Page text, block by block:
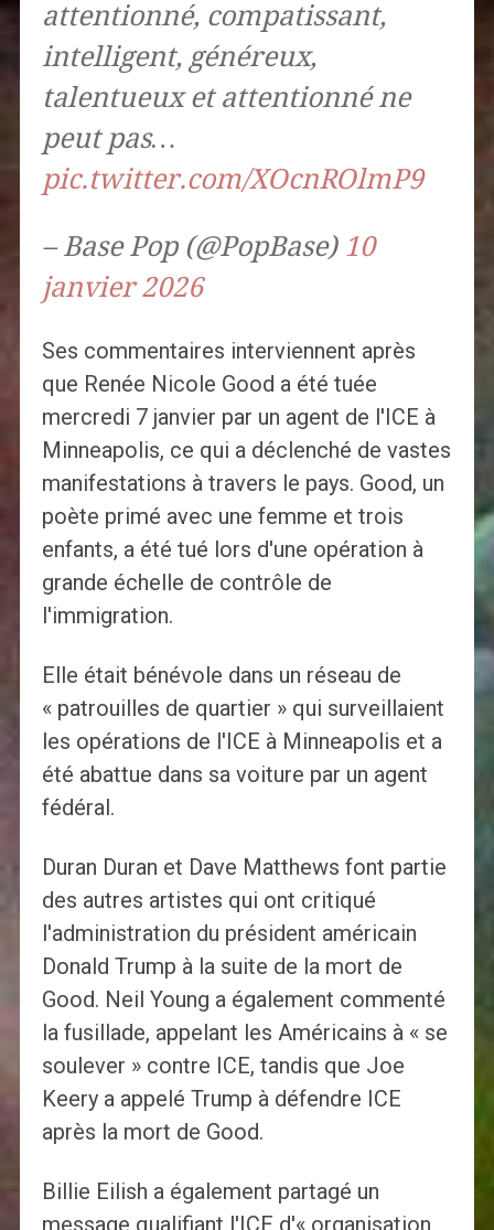
attentionné, compatissant,
intelligent, généreux,
talentueux et attentionné ne
peut pas…
pic.twitter.com/XOcnROlmP9
– Base Pop (@PopBase) 10
janvier 2026
Ses commentaires interviennent après
que Renée Nicole Good a été tuée
mercredi 7 janvier par un agent de l'ICE à
Minneapolis, ce qui a déclenché de vastes
manifestations à travers le pays. Good, un
poète primé avec une femme et trois
enfants, a été tué lors d'une opération à
grande échelle de contrôle de
l'immigration.
Elle était bénévole dans un réseau de
« patrouilles de quartier » qui surveillaient
les opérations de l'ICE à Minneapolis et a
été abattue dans sa voiture par un agent
fédéral.
Duran Duran et Dave Matthews font partie
des autres artistes qui ont critiqué
l'administration du président américain
Donald Trump à la suite de la mort de
Good. Neil Young a également commenté
la fusillade, appelant les Américains à « se
soulever » contre ICE, tandis que Joe
Keery a appelé Trump à défendre ICE
après la mort de Good.
Billie Eilish a également partagé un
message qualifiant l'ICE d'« organisation